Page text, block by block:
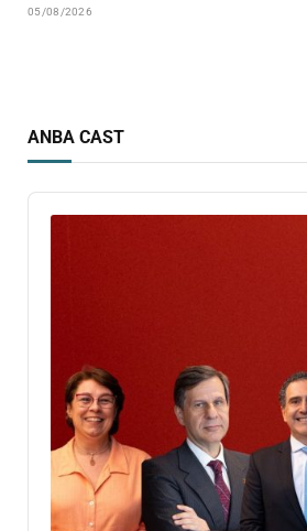
05/08/2026
ANBA CAST
Audio
Player